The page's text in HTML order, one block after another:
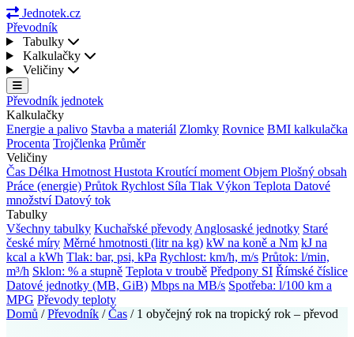
Jednotek.cz
Převodník
Tabulky
Kalkulačky
Veličiny
Převodník jednotek
Kalkulačky
Energie a palivo Stavba a materiál Zlomky Rovnice BMI kalkulačka
Procenta Trojčlenka Průměr
Veličiny
Čas Délka Hmotnost Hustota Kroutící moment Objem Plošný obsah
Práce (energie) Průtok Rychlost Síla Tlak Výkon Teplota Datové
množstvíDatový tok
Tabulky
Všechny tabulky Kuchařské převody Anglosaské jednotky Staré
české míry Měrné hmotnosti (litr na kg) kW na koně a Nm kJ na
kcal a kWh Tlak: bar, psi, kPa Rychlost: km/h, m/s Průtok: l/min,
m³/h Sklon: % a stupně Teplota v troubě Předpony SI Římské číslice
Datové jednotky (MB, GiB) Mbps na MB/s Spotřeba: l/100 km a
MPG Převody teploty
Domů / Převodník / Čas / 1 obyčejný rok na tropický rok – převod